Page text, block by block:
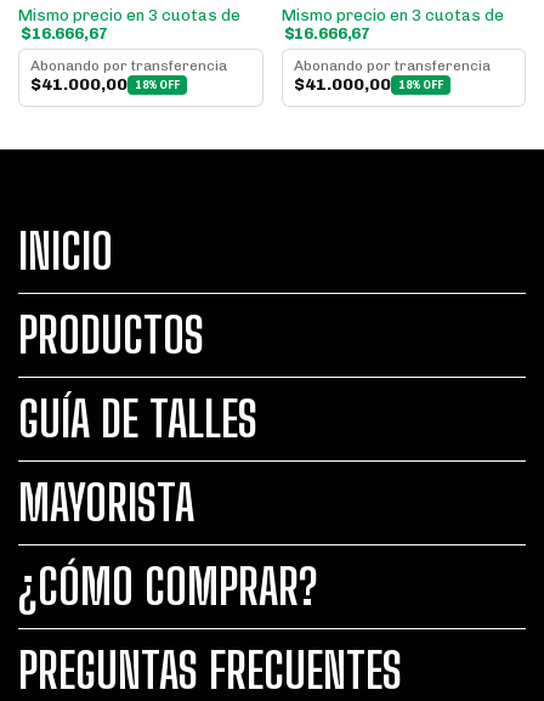
Mismo precio en 3 cuotas de
$16.666,67
Abonando por transferencia
$41.000,00 18% OFF
Mismo precio en 3 cuotas de
$16.666,67
Abonando por transferencia
$41.000,00 18% OFF
INICIO
PRODUCTOS
GUÍA DE TALLES
MAYORISTA
¿CÓMO COMPRAR?
PREGUNTAS FRECUENTES